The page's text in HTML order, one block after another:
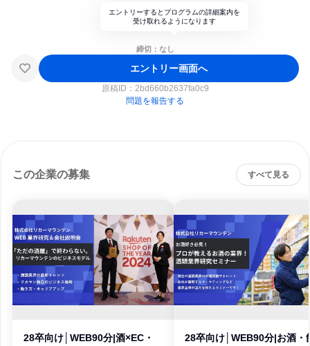
エントリーするとプログラムの詳細案内を
受け取れるようになります
締切：なし
エントリー画面へ
原稿ID： 2bd660b2637fa0c9
問題を報告する
この企業の募集 すべて見る
28卒向け│WEB90分|酒×EC・
28卒向け│WEB90分|お酒・